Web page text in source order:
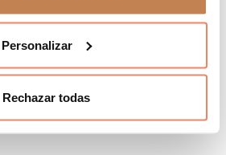
Personalizar
Rechazar todas